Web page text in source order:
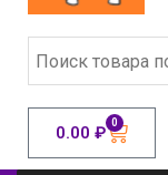
0.00 ₽ 0